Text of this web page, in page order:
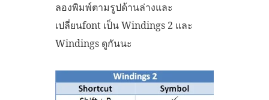
ลองพิมพ์ตามรูปด้านล่างและ
เปลี่ยนfont เป็น Windings 2 และ
Windings ดูกันนะ